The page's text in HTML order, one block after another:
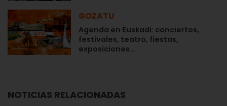
GOZATU
Agenda en Euskadi: conciertos,
festivales, teatro, fiestas,
exposiciones…
NOTICIAS RELACIONADAS